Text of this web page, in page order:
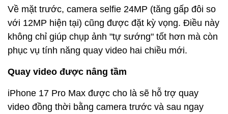
Về mặt trước, camera selfie 24MP (tăng gấp đôi so
với 12MP hiện tại) cũng được đặt kỳ vọng. Điều này
không chỉ giúp chụp ảnh "tự sướng" tốt hơn mà còn
phục vụ tính năng quay video hai chiều mới.
Quay video được nâng tầm
iPhone 17 Pro Max được cho là sẽ hỗ trợ quay
video đồng thời bằng camera trước và sau ngay